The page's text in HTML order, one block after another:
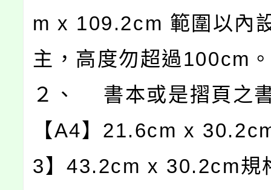
m x 109.2cm 範圍以內
主，高度勿超過100cm
２、 書本或是摺頁之
【A4】21.6cm x
3】43.2cm x 30.2cm規